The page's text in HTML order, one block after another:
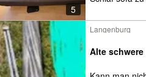
5
Langenburg
Alte